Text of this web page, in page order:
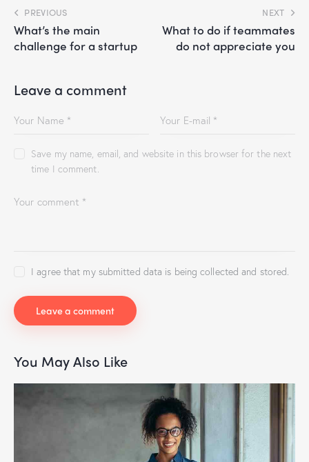
PREVIOUS
What’s the main
challenge for a startup
NEXT
What to do if teammates
do not appreciate you
Leave a comment
Save my name, email, and website in this browser for the next
time I comment.
I agree that my submitted data is being collected and stored.
You May Also Like